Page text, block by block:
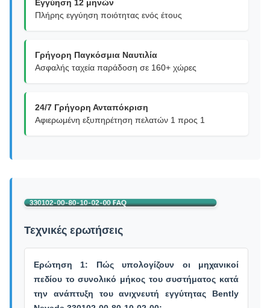
Εγγύηση 12 μηνών
Πλήρης εγγύηση ποιότητας ενός έτους
Γρήγορη Παγκόσμια Ναυτιλία
Ασφαλής ταχεία παράδοση σε 160+ χώρες
24/7 Γρήγορη Ανταπόκριση
Αφιερωμένη εξυπηρέτηση πελατών 1 προς 1
Τεχνικές ερωτήσεις
Ερώτηση 1: Πώς υπολογίζουν οι μηχανικοί
πεδίου το συνολικό μήκος του συστήματος κατά
την ανάπτυξη του ανιχνευτή εγγύτητας Bently